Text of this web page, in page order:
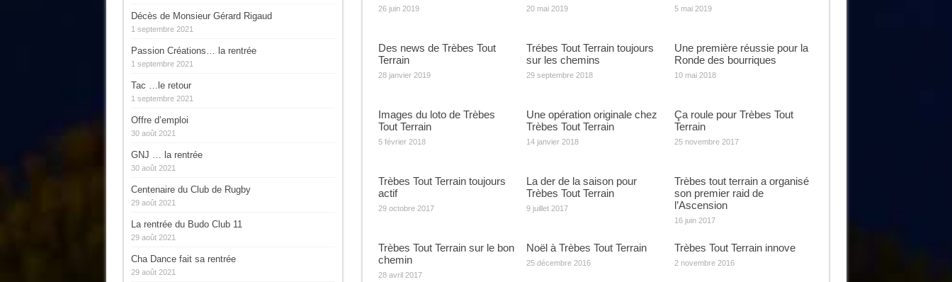
26 juin 2019 20 mai 2019 5 mai 2019
Des news de Trèbes Tout
Terrain
28 janvier 2019
Trébes Tout Terrain toujours
sur les chemins
29 septembre 2018
Une première réussie pour la
Ronde des bourriques
10 mai 2018
Images du loto de Trèbes
Tout Terrain
5 février 2018
Une opération originale chez
Trèbes Tout Terrain
14 janvier 2018
Ça roule pour Trèbes Tout
Terrain
25 novembre 2017
Trèbes Tout Terrain toujours
actif
29 octobre 2017
La der de la saison pour
Trèbes Tout Terrain
9 juillet 2017
Trèbes tout terrain a organisé
son premier raid de
l’Ascension
16 juin 2017
Trèbes Tout Terrain sur le bon
chemin
28 avril 2017
Noël à Trèbes Tout Terrain
25 décembre 2016
Trèbes Tout Terrain innove
2 novembre 2016
Décès de Monsieur Gérard Rigaud
1 septembre 2021
Passion Créations… la rentrée
1 septembre 2021
Tac …le retour
1 septembre 2021
Offre d’emploi
30 août 2021
GNJ … la rentrée
30 août 2021
Centenaire du Club de Rugby
29 août 2021
La rentrée du Budo Club 11
29 août 2021
Cha Dance fait sa rentrée
29 août 2021